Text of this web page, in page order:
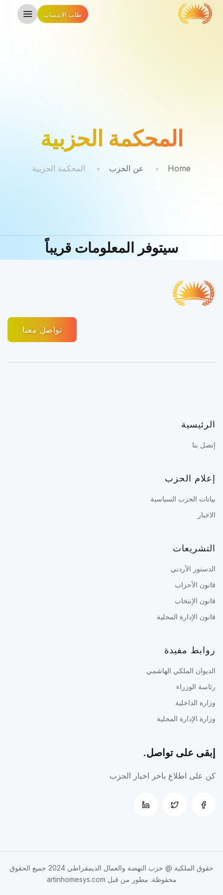
طلب الانتساب
المحكمة الحزبية
Home عن الحزب المحكمة الحزبية
سيتوفر المعلومات قريباً
تواصل معنا
الرئيسية
إتصل بنا
إعلام الحزب
بيانات الحزب السياسية
الاخبار
التشريعات
الدستور الأردني
قانون الأحزاب
قانون الإنتخاب
قانون الإدارة المحلية
روابط مفيدة
الديوان الملكي الهاشمي
رئاسة الوزراء
وزارة الداخلية
وزارة الإدارة المحلية
إبقى على تواصل.
كن على اطلاع باخر اخبار الحزب
حقوق الملكية @ حزب النهضة والعمال الديمقراطي
2024 جميع الحقوق
محفوظة. مطور من قبل artinhomesys.com